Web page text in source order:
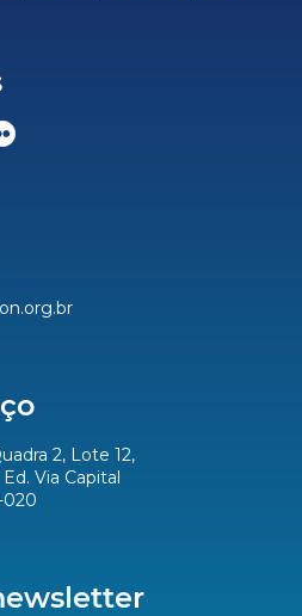
2, Lote 12,
Via Capital
020